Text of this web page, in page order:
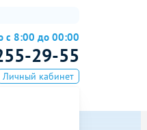
с 8:00 до 00:00
29-55
Личный кабинет